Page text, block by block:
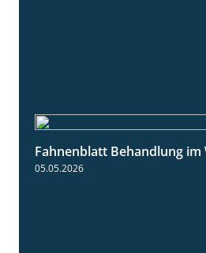
Fahnenblatt Behandlung im
05.05.2026